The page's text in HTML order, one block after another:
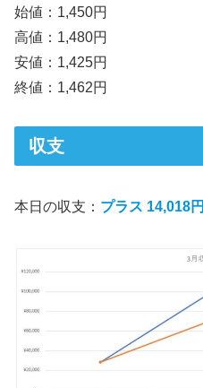
始値：1,450円
高値：1,480円
安値：1,425円
終値：1,462円
収支
本日の収支： プラス 14,018円